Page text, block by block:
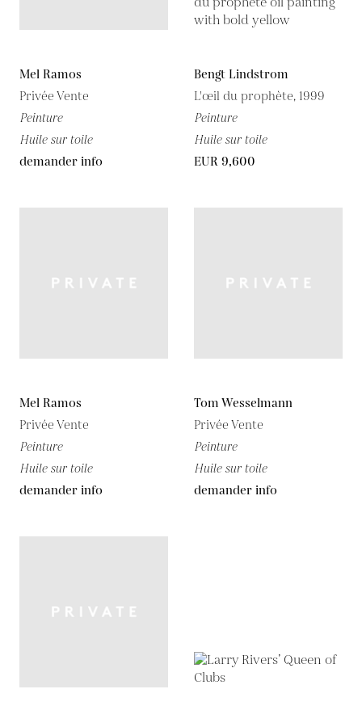
Mel Ramos
Privée Vente
Peinture
Huile sur toile
demander info
Bengt Lindstrom
L'œil du prophète, 1999
Peinture
Huile sur toile
EUR 9,600
Mel Ramos
Privée Vente
Peinture
Huile sur toile
demander info
Tom Wesselmann
Privée Vente
Peinture
Huile sur toile
demander info